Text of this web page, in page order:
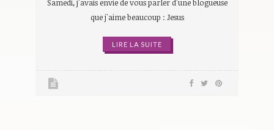
Samedi, j'avais envie de vous parler d'une blogueuse
que j'aime beaucoup : Jesus
LIRE LA SUITE